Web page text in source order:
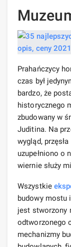
Prahańczycy
czas był
bardzo, że
historycznego
zbudowany w
Juditina. Na
wygląd,
uzupełniono o
wiernie służy
Wszystkie
budowy mostu
jest stworzony
odtworzonego
mechanizmy